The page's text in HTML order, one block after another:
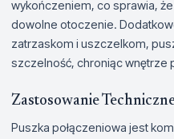
wykończeniem, co sprawia,
dowolne otoczenie.
zatrzaskom i uszczelkom,
szczelność, chroniąc wnętrze
Zastosowanie
Puszka połączeniowa jest